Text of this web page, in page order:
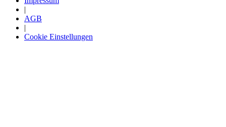
AGB
Cookie Einstellungen